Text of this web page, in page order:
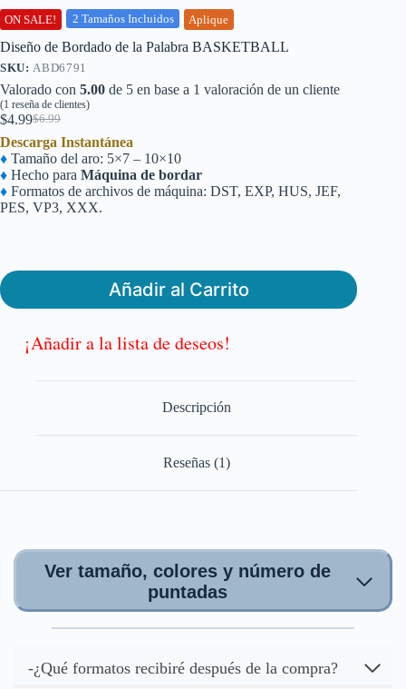
ON SALE! 2 Tamaños Incluidos Aplique
Diseño de Bordado de la Palabra BASKETBALL
SKU: ABD6791
Valorado con 5.00 de 5 en base a 1 valoración de un cliente
(1 reseña de clientes)
$6.99
El
precio
original
era:
$6.99.
$4.99El
precio
actual
es:
$4.99.
Descarga Instantánea
♦ Tamaño del aro: 5×7 – 10×10
♦ Hecho para Máquina de bordar
♦ Formatos de archivos de máquina: DST, EXP, HUS, JEF,
PES, VP3, XXX.
Añadir al Carrito
¡Añadir a la lista de deseos!
Descripción
Reseñas (1)
Ver tamaño, colores y número de
puntadas
-¿Qué formatos recibiré después de la compra?